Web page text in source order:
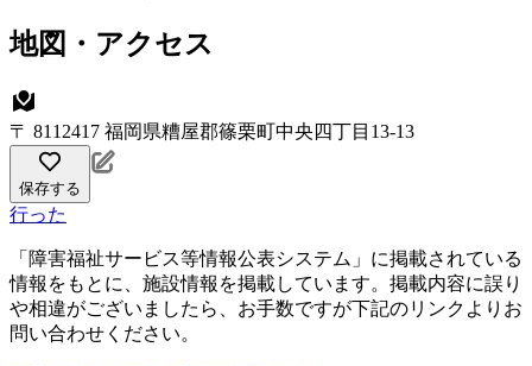
地図・アクセス
〒 8112417 福岡県糟屋郡篠栗町中央四丁目13‐13
保存する
行った
「障害福祉サービス等情報公表システム」に掲載されている
情報をもとに、施設情報を掲載しています。掲載内容に誤り
や相違がございましたら、お手数ですが下記のリンクよりお
問い合わせください。